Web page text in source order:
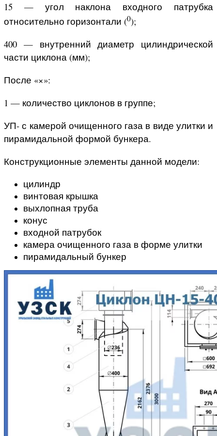
15 — угол наклона входного патрубка
относительно горизонтали (0);
400 — внутренний диаметр цилиндрической
части циклона (мм);
После «×»:
1 — количество циклонов в группе;
УП- с камерой очищенного газа в виде улитки и
пирамидальной формой бункера.
Конструкционные элементы данной модели:
цилиндр
винтовая крышка
выхлопная труба
конус
входной патрубок
камера очищенного газа в форме улитки
пирамидальный бункер